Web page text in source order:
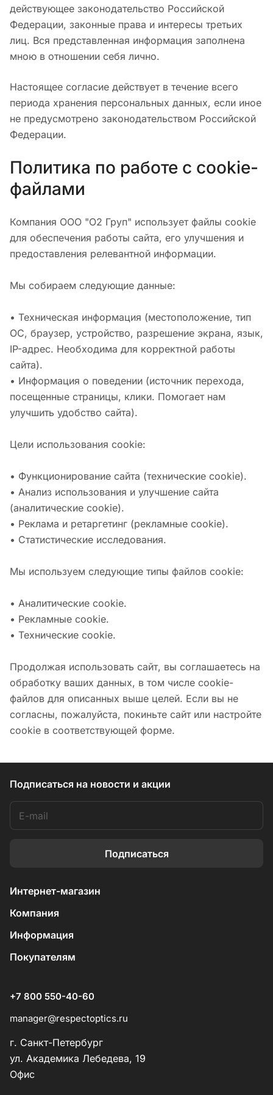
действующее законодательство Российской
Федерации, законные права и интересы третьих
лиц. Вся представленная информация заполнена
мною в отношении себя лично.
Настоящее согласие действует в течение всего
периода хранения персональных данных, если иное
не предусмотрено законодательством Российской
Федерации.
Политика по работе с cookie-
файлами
Компания ООО "О2 Груп" использует файлы cookie
для обеспечения работы сайта, его улучшения и
предоставления релевантной информации.
Мы собираем следующие данные:
• Техническая информация (местоположение, тип
ОС, браузер, устройство, разрешение экрана, язык,
IP-адрес. Необходима для корректной работы
сайта).
• Информация о поведении (источник перехода,
посещенные страницы, клики. Помогает нам
улучшить удобство сайта).
Цели использования cookie:
• Функционирование сайта (технические cookie).
• Анализ использования и улучшение сайта
(аналитические cookie).
• Реклама и ретаргетинг (рекламные cookie).
• Статистические исследования.
Мы используем следующие типы файлов сookie:
• Аналитические cookie.
• Рекламные cookie.
• Технические cookie.
Продолжая использовать сайт, вы соглашаетесь на
обработку ваших данных, в том числе cookie-
файлов для описанных выше целей. Если вы не
согласны, пожалуйста, покиньте сайт или настройте
cookie в соответствующей форме.
Подписаться на новости и акции
Подписаться
Интернет-магазин
Компания
Информация
Покупателям
+7 800 550-40-60
manager@respectoptics.ru
г. Санкт-Петербург
ул. Академика Лебедева, 19
Офис